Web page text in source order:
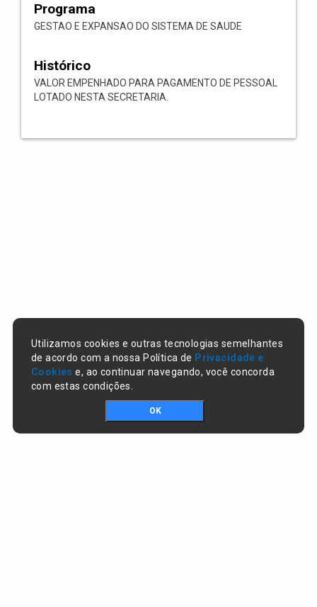
Programa
GESTAO E EXPANSAO DO SISTEMA DE SAUDE
Histórico
VALOR EMPENHADO PARA PAGAMENTO DE PESSOAL
LOTADO NESTA SECRETARIA.
Utilizamos cookies e outras tecnologias semelhantes
de acordo com a nossa Política de Privacidade e
Cookies e, ao continuar navegando, você concorda
com estas condições.
OK